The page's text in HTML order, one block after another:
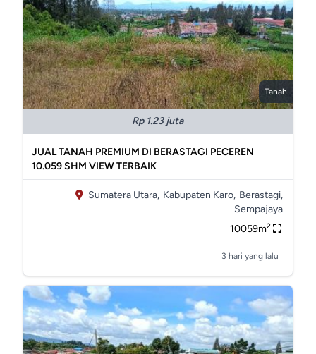
Tanah
Rp 1.23 juta
JUAL TANAH PREMIUM DI BERASTAGI PECEREN
10.059 SHM VIEW TERBAIK
Sumatera Utara, Kabupaten Karo, Berastagi,
Sempajaya
10059m2
3 hari yang lalu